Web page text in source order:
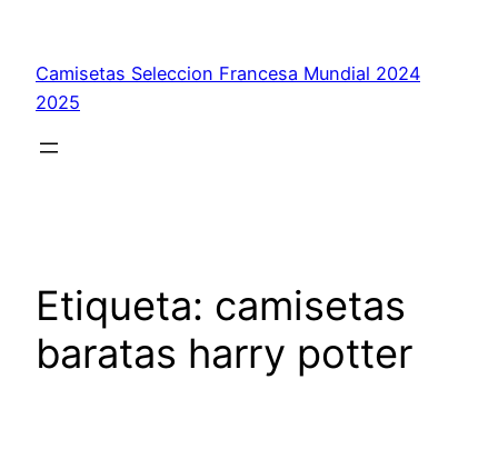
contenido
Camisetas Seleccion Francesa Mundial 2024
2025
Etiqueta: camisetas
baratas harry potter